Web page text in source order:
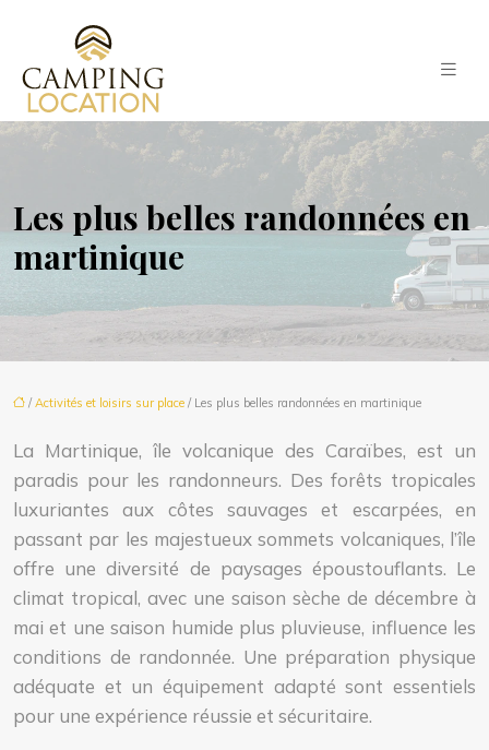
Les plus belles randonnées en
martinique
/Activités et loisirs sur place / Les plus belles randonnées en martinique
La Martinique, île volcanique des Caraïbes, est un
paradis pour les randonneurs. Des forêts tropicales
luxuriantes aux côtes sauvages et escarpées, en
passant par les majestueux sommets volcaniques, l’île
offre une diversité de paysages époustouflants. Le
climat tropical, avec une saison sèche de décembre à
mai et une saison humide plus pluvieuse, influence les
conditions de randonnée. Une préparation physique
adéquate et un équipement adapté sont essentiels
pour une expérience réussie et sécuritaire.